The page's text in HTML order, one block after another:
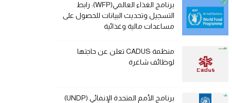
برنامج الغذاء العالمي(WFP): رابط
التسجيل وتحديث البيانات للحصول على
مساعدات مالية وغذائية
منظمة CADUS تعلن عن حاجتها
لوظائف شاغرة
برنامج الأمم المتحدة الإنمائي (UNDP)